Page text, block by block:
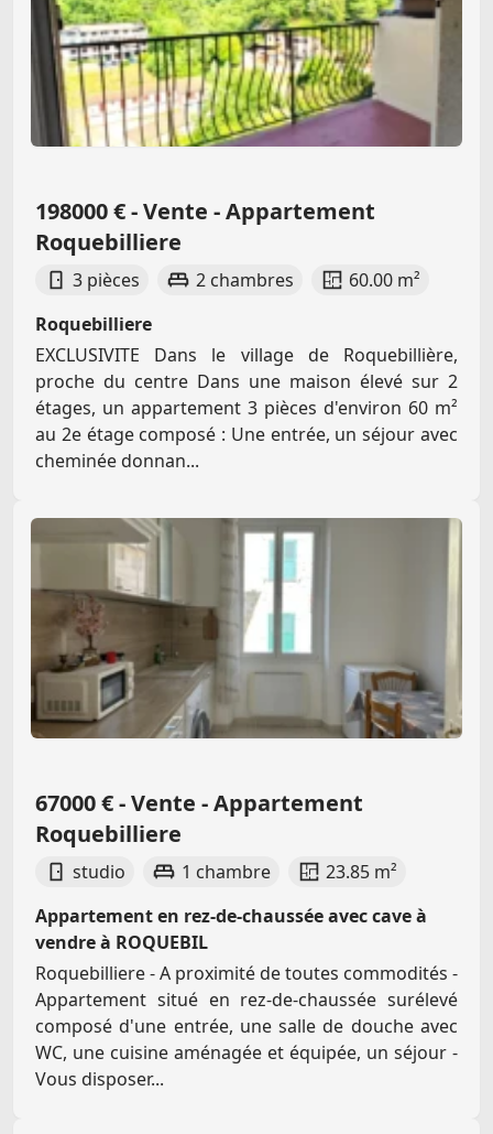
198000 € - Vente - Appartement
Roquebilliere
3 pièces 2 chambres
60.00 m²
Roquebilliere
EXCLUSIVITE Dans le village de Roquebillière,
proche du centre Dans une maison élevé sur 2
étages, un appartement 3 pièces d'environ 60 m²
au 2e étage composé : Une entrée, un séjour avec
cheminée donnan...
67000 € - Vente - Appartement
Roquebilliere
studio 1 chambre
23.85 m²
Appartement en rez-de-chaussée avec cave à
vendre à ROQUEBIL
Roquebilliere - A proximité de toutes commodités -
Appartement situé en rez-de-chaussée surélevé
composé d'une entrée, une salle de douche avec
WC, une cuisine aménagée et équipée, un séjour -
Vous disposer...